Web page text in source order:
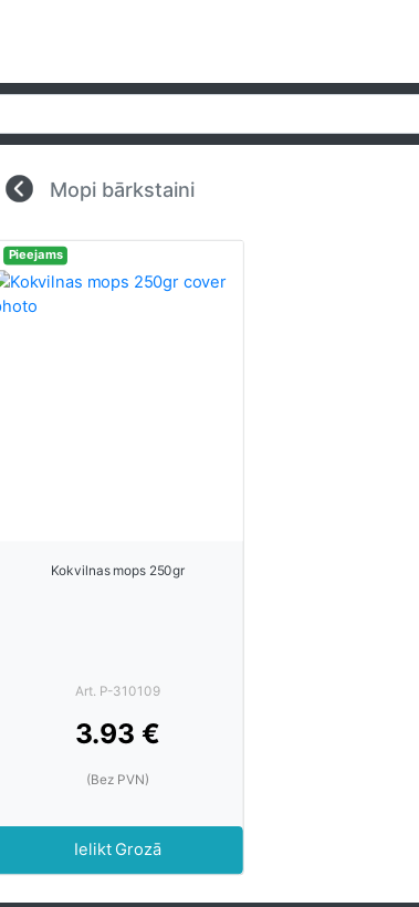
Mopi bārkstaini
Pieejams
Kokvilnas mops 250gr
Art. P-310109
3.93 €
(Bez PVN)
Ielikt Grozā